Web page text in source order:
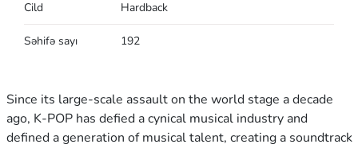
Cild Hardback
Səhifə sayı 192
Since its large-scale assault on the world stage a decade
ago, K-POP has defied a cynical musical industry and
defined a generation of musical talent, creating a soundtrack